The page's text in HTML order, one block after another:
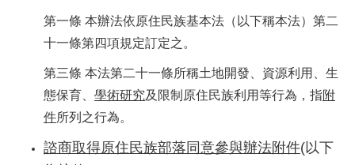
第一條 本辦法依原住民族基本法（以下稱本法）第二
十一條第四項規定訂定之。
第三條 本法第二十一條所稱土地開發、資源利用、生
態保育、 學術研究及限制原住民族利用等行為，指附
件所列之行為。
諮商取得原住民族部落同意參與辦法附件(以下